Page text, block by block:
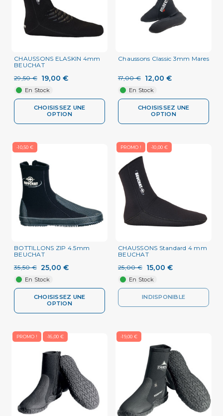
CHAUSSONS ELASKIN 4mm
BEUCHAT
29,50 €
19,00 €
En Stock
CHOISISSEZ UNE
OPTION
Chaussons Classic 3mm Mares
17,00 € 12,00 €
En Stock
CHOISISSEZ UNE
OPTION
-10,50 €
BOTTILLONS ZIP 4.5mm
BEUCHAT
35,50 € 25,00 €
En Stock
CHOISISSEZ UNE
OPTION
PROMO ! -10,00 €
CHAUSSONS Standard 4 mm
BEUCHAT
25,00 €
15,00 €
En Stock
INDISPONIBLE
PROMO ! -16,00 € -19,00 €